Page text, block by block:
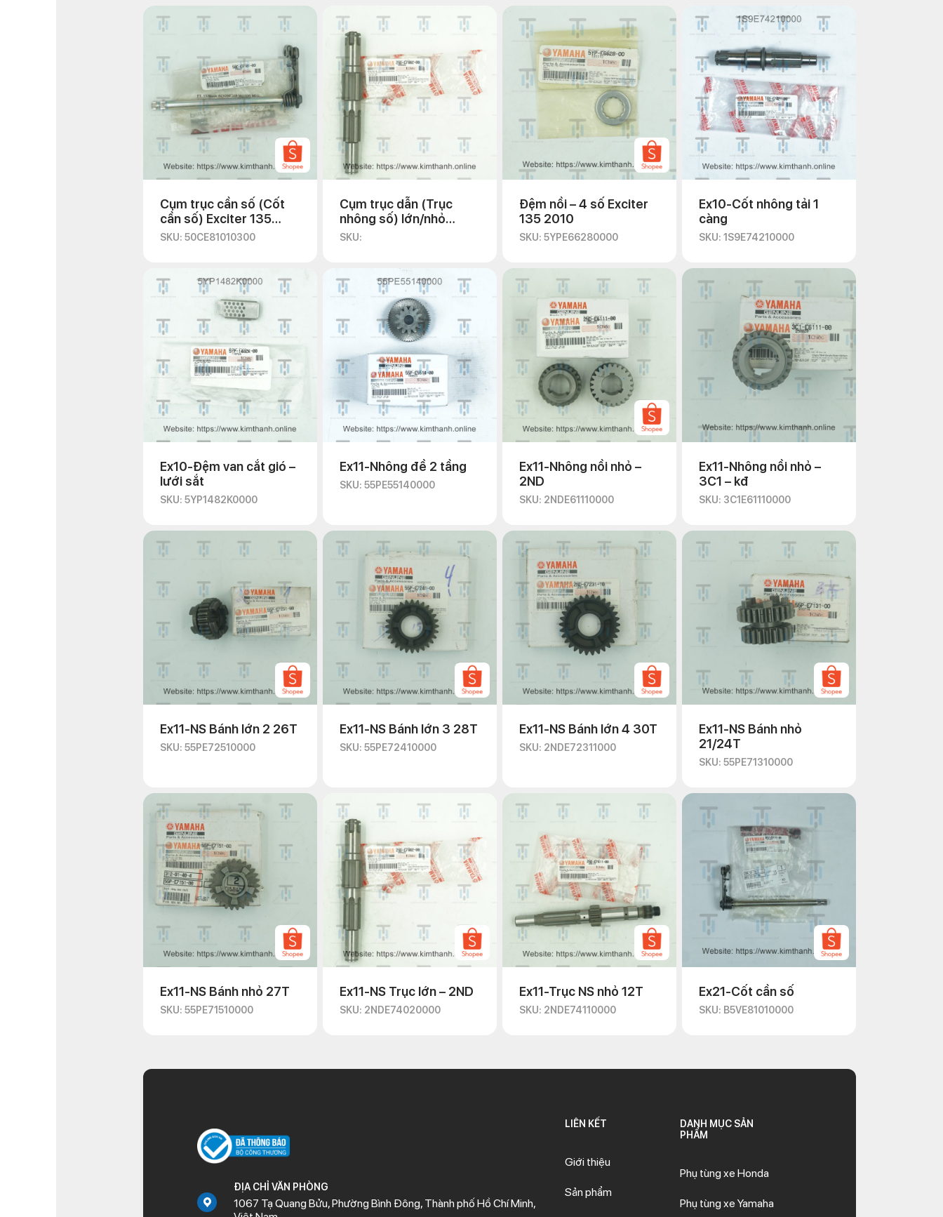
Cụm trục cần số (Cốt
cần số) Exciter 135
2011
SKU: 50CE81010300
Cụm trục dẫn (Trục
nhông số) lớn/nhỏ
Exciter 135 2011
SKU:
Đệm nồi – 4 số Exciter
135 2010
SKU: 5YPE66280000
Ex10-Cốt nhông tải 1
càng
SKU: 1S9E74210000
Ex10-Đệm van cắt gió –
lưới sắt
SKU: 5YP1482K0000
Ex11-Nhông đề 2 tầng
SKU: 55PE55140000
Ex11-Nhông nồi nhỏ –
2ND
SKU: 2NDE61110000
Ex11-Nhông nồi nhỏ –
3C1 – kđ
SKU: 3C1E61110000
Ex11-NS Bánh lớn 2 26T
SKU: 55PE72510000
Ex11-NS Bánh lớn 3 28T
SKU: 55PE72410000
Ex11-NS Bánh lớn 4 30T
SKU: 2NDE72311000
Ex11-NS Bánh nhỏ
21/24T
SKU: 55PE71310000
Ex11-NS Bánh nhỏ 27T
SKU: 55PE71510000
Ex11-NS Trục lớn – 2ND
SKU: 2NDE74020000
Ex11-Trục NS nhỏ 12T
SKU: 2NDE74110000
Ex21-Cốt cần số
SKU: B5VE81010000
ĐỊA CHỈ VĂN PHÒNG
1067 Tạ Quang Bửu, Phường Bình Đông, Thành phố Hồ Chí Minh,
LIÊN KẾT
Giới thiệu
Sản phẩm
DANH MỤC SẢN
PHẨM
Phụ tùng xe Honda
Phụ tùng xe Yamaha